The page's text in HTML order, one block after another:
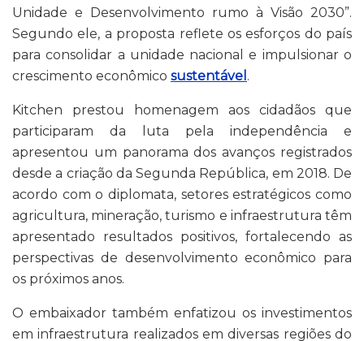
Unidade e Desenvolvimento rumo à Visão 2030”.
Segundo ele, a proposta reflete os esforços do país
para consolidar a unidade nacional e impulsionar o
crescimento econômico sustentável .
Kitchen prestou homenagem aos cidadãos que
participaram da luta pela independência e
apresentou um panorama dos avanços registrados
desde a criação da Segunda República, em 2018. De
acordo com o diplomata, setores estratégicos como
agricultura, mineração, turismo e infraestrutura têm
apresentado resultados positivos, fortalecendo as
perspectivas de desenvolvimento econômico para
os próximos anos.
O embaixador também enfatizou os investimentos
em infraestrutura realizados em diversas regiões do